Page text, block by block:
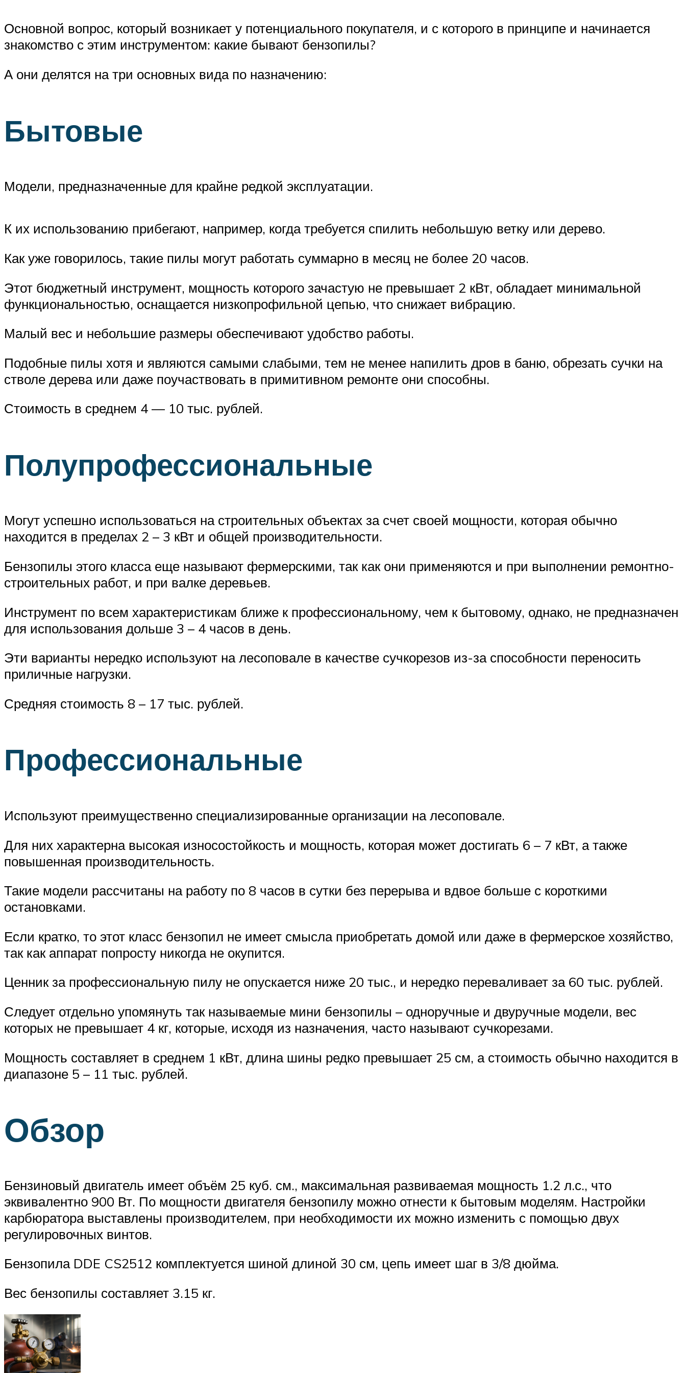
Основной вопрос, который возникает у потенциального покупателя, и с которого в принципе и начинается
знакомство с этим инструментом: какие бывают бензопилы?
А они делятся на три основных вида по назначению:
Бытовые
Модели, предназначенные для крайне редкой эксплуатации.
К их использованию прибегают, например, когда требуется спилить небольшую ветку или дерево.
Как уже говорилось, такие пилы могут работать суммарно в месяц не более 20 часов.
Этот бюджетный инструмент, мощность которого зачастую не превышает 2 кВт, обладает минимальной
функциональностью, оснащается низкопрофильной цепью, что снижает вибрацию.
Малый вес и небольшие размеры обеспечивают удобство работы.
Подобные пилы хотя и являются самыми слабыми, тем не менее напилить дров в баню, обрезать сучки на
стволе дерева или даже поучаствовать в примитивном ремонте они способны.
Стоимость в среднем 4 — 10 тыс. рублей.
Полупрофессиональные
Могут успешно использоваться на строительных объектах за счет своей мощности, которая обычно
находится в пределах 2 – 3 кВт и общей производительности.
Бензопилы этого класса еще называют фермерскими, так как они применяются и при выполнении ремонтно-
строительных работ, и при валке деревьев.
Инструмент по всем характеристикам ближе к профессиональному, чем к бытовому, однако, не предназначен
для использования дольше 3 – 4 часов в день.
Эти варианты нередко используют на лесоповале в качестве сучкорезов из-за способности переносить
приличные нагрузки.
Средняя стоимость 8 – 17 тыс. рублей.
Профессиональные
Используют преимущественно специализированные организации на лесоповале.
Для них характерна высокая износостойкость и мощность, которая может достигать 6 – 7 кВт, а также
повышенная производительность.
Такие модели рассчитаны на работу по 8 часов в сутки без перерыва и вдвое больше с короткими
остановками.
Если кратко, то этот класс бензопил не имеет смысла приобретать домой или даже в фермерское хозяйство,
так как аппарат попросту никогда не окупится.
Ценник за профессиональную пилу не опускается ниже 20 тыс., и нередко переваливает за 60 тыс. рублей.
Следует отдельно упомянуть так называемые мини бензопилы – одноручные и двуручные модели, вес
которых не превышает 4 кг, которые, исходя из назначения, часто называют сучкорезами.
Мощность составляет в среднем 1 кВт, длина шины редко превышает 25 см, а стоимость обычно находится в
диапазоне 5 – 11 тыс. рублей.
Обзор
Бензиновый двигатель имеет объём 25 куб. см., максимальная развиваемая мощность 1.2 л.с., что
эквивалентно 900 Вт. По мощности двигателя бензопилу можно отнести к бытовым моделям. Настройки
карбюратора выставлены производителем, при необходимости их можно изменить с помощью двух
регулировочных винтов.
Бензопила DDE CS2512 комплектуется шиной длиной 30 см, цепь имеет шаг в 3/8 дюйма.
Вес бензопилы составляет 3.15 кг.